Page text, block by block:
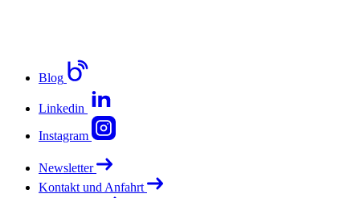
Blog
Linkedin
Instagram
Newsletter
Kontakt und Anfahrt